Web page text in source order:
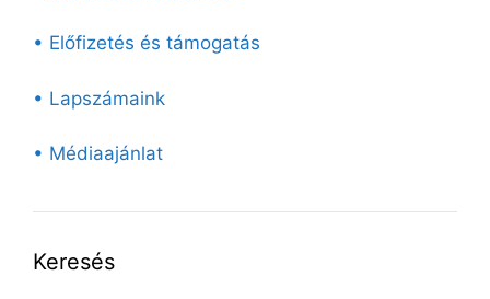
• Előfizetés és támogatás
• Lapszámaink
• Médiaajánlat
Keresés